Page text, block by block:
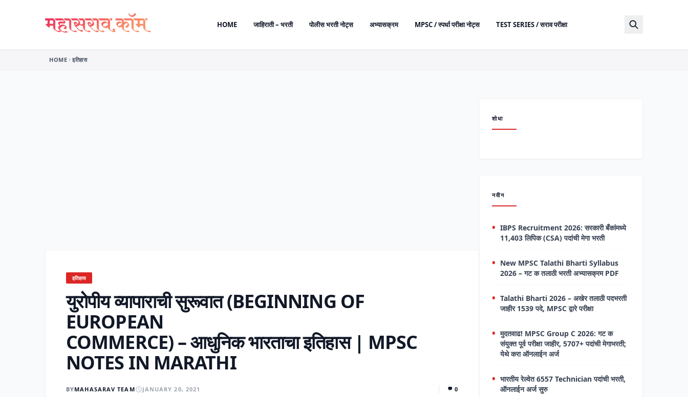
HOME जाहिराती – भरती पोलीस भरती नोट्स अभ्यासक्रम MPSC / स्पर्धा परीक्षा नोट्स TEST SERIES / सराव परीक्षा
HOME इतिहास
इतिहास
युरोपीय व्यापाराची सुरूवात (BEGINNING OF
EUROPEAN
COMMERCE) – आधुनिक भारताचा इतिहास | MPSC
NOTES IN MARATHI
BYMAHASARAV TEAM JANUARY 20, 2021 0
शोधा
नवीन
IBPS Recruitment 2026: सरकारी बँकांमध्ये
11,403 लिपिक (CSA) पदांची मेगा भरती
New MPSC Talathi Bharti Syllabus
2026 – गट क तलाठी भरती अभ्यासक्रम PDF
Talathi Bharti 2026 – अखेर तलाठी पदभरती
जाहीर 1539 पदे, MPSC द्वारे परीक्षा
मुदतवाढ! MPSC Group C 2026: गट क
संयुक्त पूर्व परीक्षा जाहीर, 5707+ पदांची मेगाभरती;
येथे करा ऑनलाईन अर्ज
भारतीय रेल्वेत 6557 Technician पदांची भरती,
ऑनलाईन अर्ज सुरु